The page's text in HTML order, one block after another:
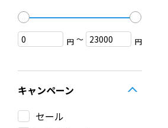
円 〜 円
キャンペーン
セール